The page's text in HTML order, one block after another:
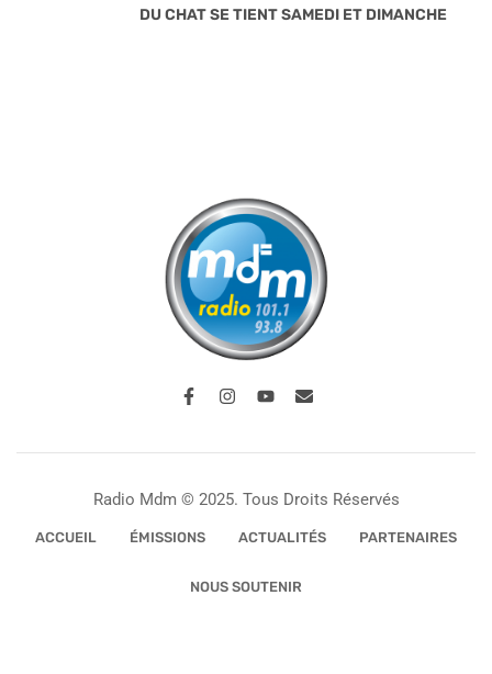
DU CHAT SE TIENT SAMEDI ET DIMANCHE
Radio Mdm © 2025. Tous Droits Réservés
ACCUEIL ÉMISSIONS ACTUALITÉS PARTENAIRES
NOUS SOUTENIR